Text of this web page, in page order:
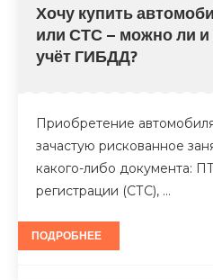
Хочу купить
или СТС – можно ли и
учёт ГИБДД?
Приобретение
зачастую рискованное
какого-либо документа:
регистрации (СТС), …
ПОДРОБНЕЕ